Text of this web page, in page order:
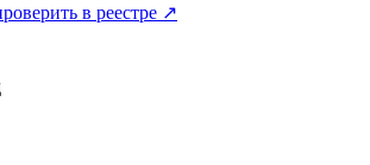
в реестре ↗